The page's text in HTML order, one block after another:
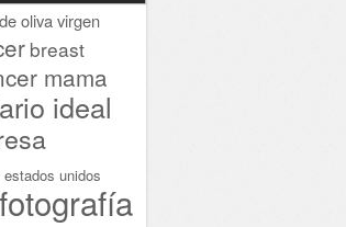
oliva virgen
breast
mama
ideal
estados unidos
fotografía